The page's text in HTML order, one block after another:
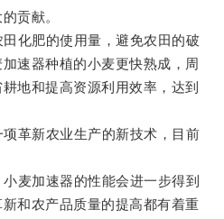
贡献。
肥的使用量，避免农田的破
速器种植的小麦更快熟成，周
地和提高资源利用效率，达到
革新农业生产的新技术，目前
加速器的性能会进一步得到
和农产品质量的提高都有着重